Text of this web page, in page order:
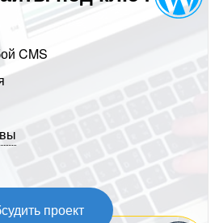
CMS
проект